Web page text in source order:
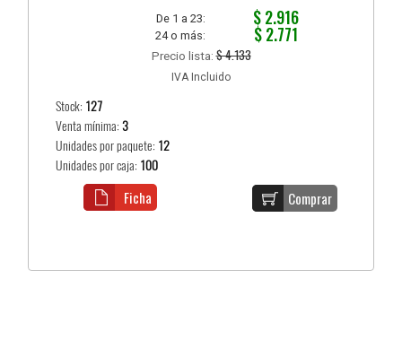
De 1 a 23: $ 2.916
24 o más: $ 2.771
Precio lista:$ 4.133
IVA Incluido
Stock: 127
Venta mínima:3
Unidades por paquete: 12
Unidades por caja: 100
Comprar
Ficha